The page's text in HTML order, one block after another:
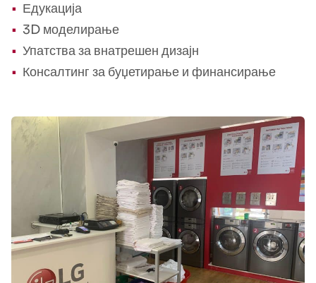
Едукација
3D моделирање
Упатства за внатрешен дизајн
Консалтинг за буџетирање и финансирање